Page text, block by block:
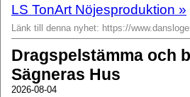
LS TonArt Nöjesproduktion »
Länk till denna nyhet: https://
Dragspelstämma och
Sägneras Hus
2026-08-04